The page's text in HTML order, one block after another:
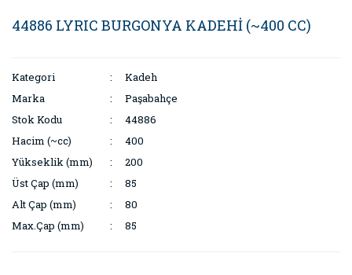
44886 LYRIC BURGONYA KADEHİ (~400 CC)
Kategori
Kadeh
Marka
Paşabahçe
Stok Kodu
44886
Hacim (~cc)
400
Yükseklik (mm)
200
Üst Çap (mm)
85
Alt Çap (mm)
80
Max.Çap (mm)
85